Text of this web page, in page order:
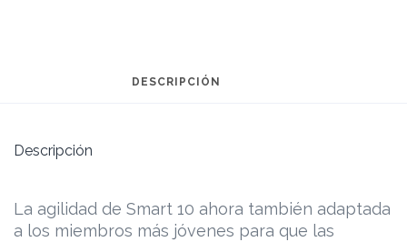
DESCRIPCIÓN
Descripción
La agilidad de Smart 10 ahora también adaptada
a los miembros más jóvenes para que las